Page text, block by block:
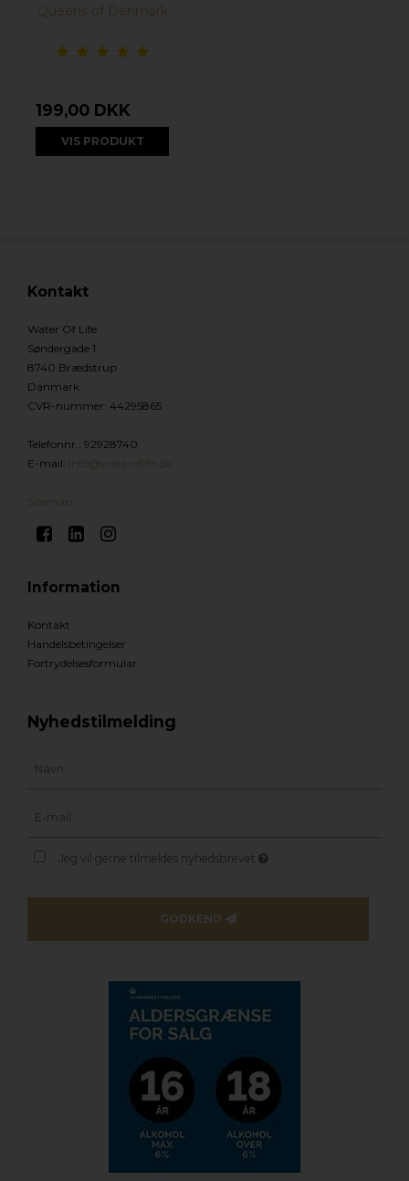
Queens of Denmark
199,00 DKK
VIS PRODUKT
Kontakt
Water Of Life
Søndergade 1
8740 Brædstrup
Danmark
CVR-nummer: 44295865
Telefonnr.: 92928740
E-mail: Info@wateroflife.dk
Sitemap
Information
Kontakt
Handelsbetingelser
Fortrydelsesformular
Nyhedstilmelding
Jeg vil gerne tilmeldes nyhedsbrevet
GODKEND